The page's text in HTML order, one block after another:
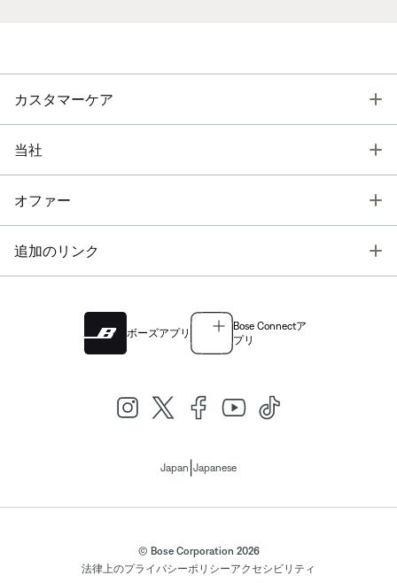
カスタマーケア
当社
オファー
追加のリンク
ボーズアプリ
Bose Connectア
プリ
Japan Japanese
© Bose Corporation 2026
法律上のプライバシーポリシーアクセシビリティ